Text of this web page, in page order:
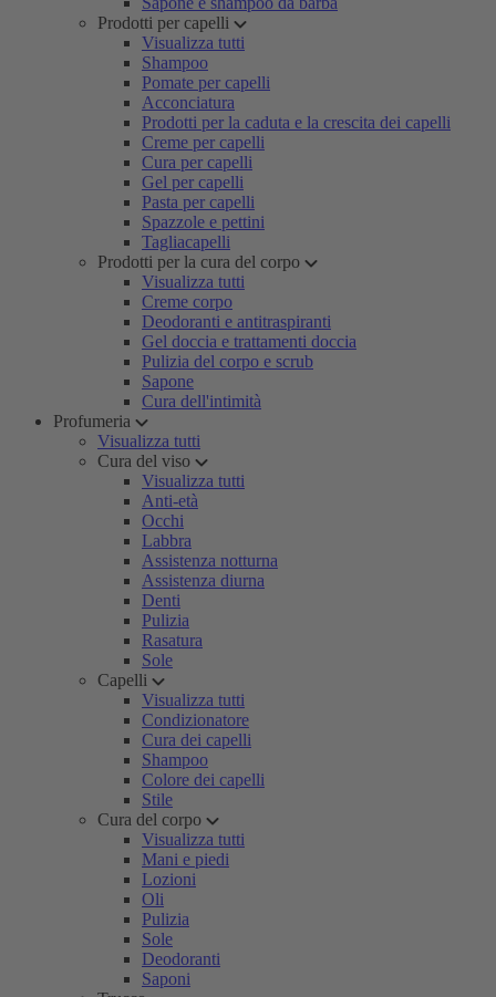
Prodotti per capelli
Visualizza tutti
Shampoo
Pomate per capelli
Acconciatura
Prodotti per la caduta e la crescita dei capelli
Creme per capelli
Cura per capelli
Gel per capelli
Pasta per capelli
Spazzole e pettini
Tagliacapelli
Prodotti per la cura del corpo
Visualizza tutti
Creme corpo
Deodoranti e antitraspiranti
Gel doccia e trattamenti doccia
Pulizia del corpo e scrub
Sapone
Cura dell'intimità
Profumeria
Visualizza tutti
Cura del viso
Visualizza tutti
Anti-età
Occhi
Labbra
Assistenza notturna
Assistenza diurna
Denti
Pulizia
Rasatura
Sole
Capelli
Visualizza tutti
Condizionatore
Cura dei capelli
Shampoo
Colore dei capelli
Stile
Cura del corpo
Visualizza tutti
Mani e piedi
Lozioni
Oli
Pulizia
Sole
Deodoranti
Saponi